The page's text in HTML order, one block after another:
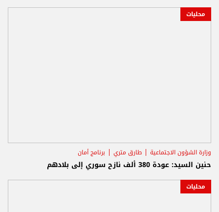
محليات
وزارة الشؤون الاجتماعية طارق متري برنامج أمان
حنين السيد: عودة 380 ألف نازح سوري إلى بلادهم
محليات